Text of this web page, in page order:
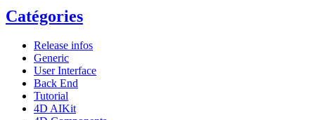
Catégories
Release infos
Generic
User Interface
Back End
Tutorial
4D AIKit